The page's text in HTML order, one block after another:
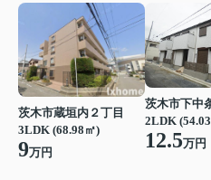
茨木市蔵垣内２丁目
3LDK (68.98㎡)
9万円
茨木市下中
2LDK
12.5万円